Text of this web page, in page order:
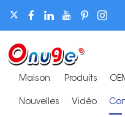
Maison Produits
Nouvelles Vidéo